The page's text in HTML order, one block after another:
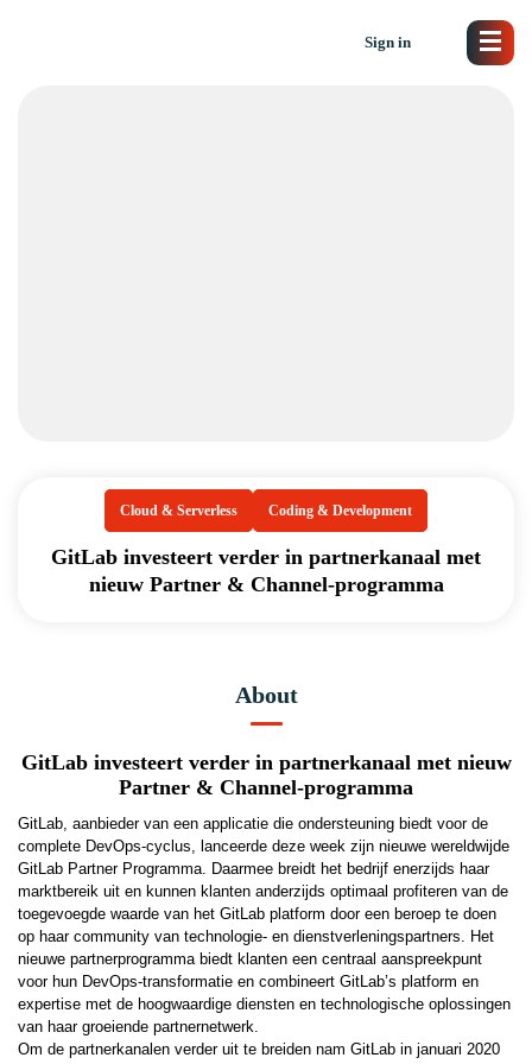
Sign in
Cloud & Serverless Coding & Development
GitLab investeert verder in partnerkanaal met
nieuw Partner & Channel-programma
About
GitLab investeert verder in partnerkanaal met nieuw
Partner & Channel-programma
GitLab, aanbieder van een applicatie die ondersteuning biedt voor de
complete DevOps-cyclus, lanceerde deze week zijn nieuwe wereldwijde
GitLab Partner Programma. Daarmee breidt het bedrijf enerzijds haar
marktbereik uit en kunnen klanten anderzijds optimaal profiteren van de
toegevoegde waarde van het GitLab platform door een beroep te doen
op haar community van technologie- en dienstverleningspartners. Het
nieuwe partnerprogramma biedt klanten een centraal aanspreekpunt
voor hun DevOps-transformatie en combineert GitLab’s platform en
expertise met de hoogwaardige diensten en technologische oplossingen
van haar groeiende partnernetwerk.
Om de partnerkanalen verder uit te breiden nam GitLab in januari 2020